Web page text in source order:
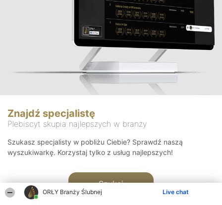
ORŁY Branży Ślubnej Live chat
Znajdź specjalistę
Plebiscyt skupia najlepszych w branży
Szukasz specjalisty w pobliżu Ciebie? Sprawdź naszą
wyszukiwarkę. Korzystaj tylko z usług najlepszych!
Szukaj